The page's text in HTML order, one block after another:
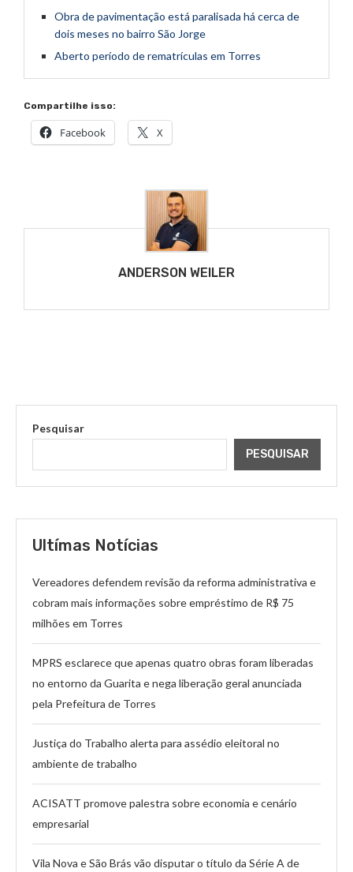
Obra de pavimentação está paralisada há cerca de
dois meses no bairro São Jorge
Aberto período de rematrículas em Torres
Compartilhe isso:
Facebook X
ANDERSON WEILER
Pesquisar
PESQUISAR
Ultímas Notícias
Vereadores defendem revisão da reforma administrativa e
cobram mais informações sobre empréstimo de R$ 75
milhões em Torres
MPRS esclarece que apenas quatro obras foram liberadas
no entorno da Guarita e nega liberação geral anunciada
pela Prefeitura de Torres
Justiça do Trabalho alerta para assédio eleitoral no
ambiente de trabalho
ACISATT promove palestra sobre economia e cenário
empresarial
Vila Nova e São Brás vão disputar o título da Série A de